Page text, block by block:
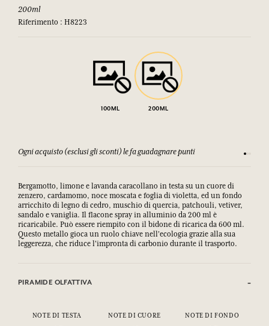
200ml
Riferimento : H8223
100ML 200ML
Ogni acquisto (esclusi gli sconti) le fa guadagnare punti
Bergamotto, limone e lavanda caracollano in testa su un cuore di
zenzero, cardamomo, noce moscata e foglia di violetta, ed un fondo
arricchito di legno di cedro, muschio di quercia, patchouli, vetiver,
sandalo e vaniglia. Il flacone spray in alluminio da 200 ml è
ricaricabile. Può essere riempito con il bidone di ricarica da 600 ml.
Questo metallo gioca un ruolo chiave nell'ecologia grazie alla sua
leggerezza, che riduce l'impronta di carbonio durante il trasporto.
PIRAMIDE OLFATTIVA
NOTE DI TESTA NOTE DI CUORE NOTE DI FONDO